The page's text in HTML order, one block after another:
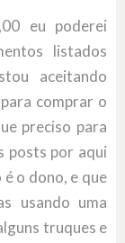
eu poderei
listados
aceitando
comprar o
preciso para
posts por aqui
é o dono, e que
usando uma
truques e